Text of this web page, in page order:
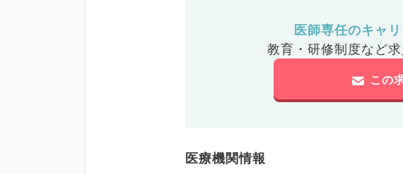
医師専任のキャ
教育・研修制度など
この
医療機関情報